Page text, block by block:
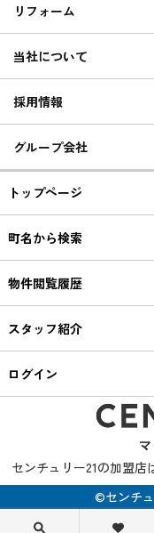
リフォーム
当社について
採用情報
グループ会社
トップページ
町名から検索
物件閲覧履歴
スタッフ紹介
ログイン
センチュリー21の加盟店
©センチ